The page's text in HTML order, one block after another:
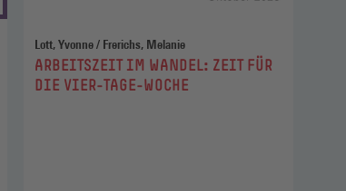
Lott, Yvonne / Frerichs, Melanie
:ARBEITSZEIT IM WANDEL: ZEIT FÜR
DIE VIER-TAGE-WOCHE